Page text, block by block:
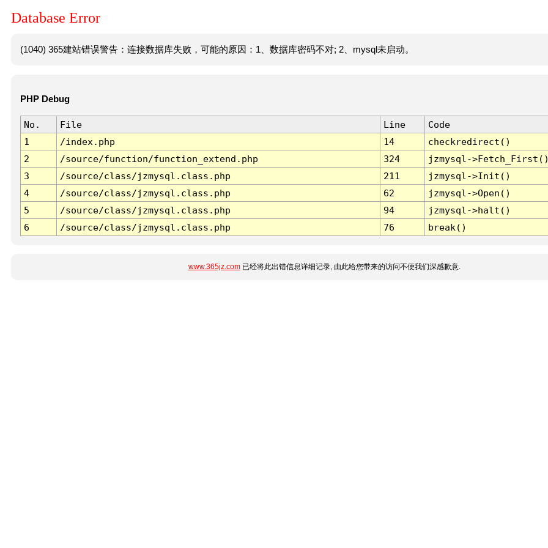
Database Error
(1040) 365建站错误警告：连接数据库失败，可能的原因：1、数据库密码不对; 2、mysql未启动。
PHP Debug
No. File Line
Code
1
/index.php 14
checkredirect()
2
/source/function/function_extend.php 324
jzmysql-
3
/source/class/jzmysql.class.php 211
jzmysql->Init()
4
/source/class/jzmysql.class.php 62
jzmysql->Open()
5
/source/class/jzmysql.class.php 94
jzmysql->halt()
6
/source/class/jzmysql.class.php 76 break()
www.365jz.com已经将此出错信息详细记录, 由此给您带来的访问不便我们深感歉意.